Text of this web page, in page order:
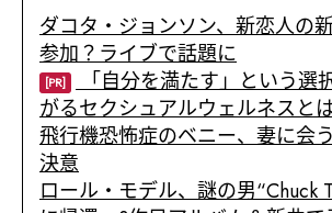
ダコタ・ジョンソン、新恋人の
参加？ライブで話題に
[PR]
「自分を満たす」という選
がるセクシュアルウェルネスと
飛行機恐怖症のベニー、妻に会
決意
ロール・モデル、謎の男“Chuck